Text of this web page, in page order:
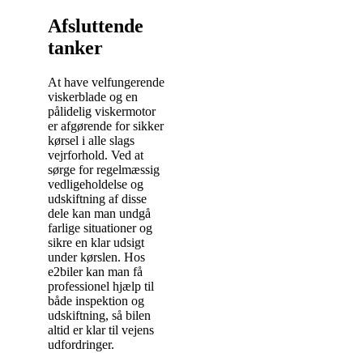
Afsluttende
tanker
At have velfungerende
viskerblade og en
pålidelig viskermotor
er afgørende for sikker
kørsel i alle slags
vejrforhold. Ved at
sørge for regelmæssig
vedligeholdelse og
udskiftning af disse
dele kan man undgå
farlige situationer og
sikre en klar udsigt
under kørslen. Hos
e2biler kan man få
professionel hjælp til
både inspektion og
udskiftning, så bilen
altid er klar til vejens
udfordringer.